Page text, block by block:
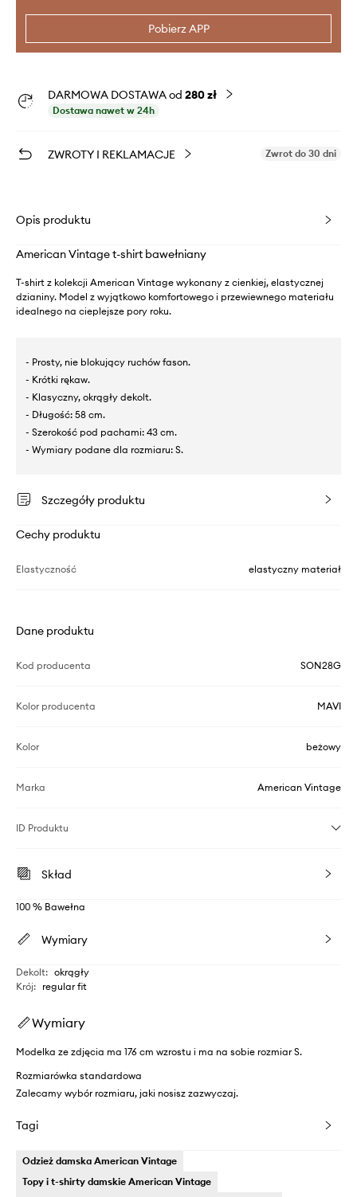
Pobierz APP
DARMOWA DOSTAWA od 280 zł
Dostawa nawet w 24h
ZWROTY I REKLAMACJE Zwrot do 30 dni
Opis produktu
American Vintage t-shirt bawełniany
T-shirt z kolekcji American Vintage wykonany z cienkiej, elastycznej
dzianiny. Model z wyjątkowo komfortowego i przewiewnego materiału
idealnego na cieplejsze pory roku.
- Prosty, nie blokujący ruchów fason.
- Krótki rękaw.
- Klasyczny, okrągły dekolt.
- Długość: 58 cm.
- Szerokość pod pachami: 43 cm.
- Wymiary podane dla rozmiaru: S.
Szczegóły produktu
Cechy produktu
Elastyczność elastyczny materiał
Dane produktu
Kod producenta SON28G
Kolor producenta MAVI
Kolor beżowy
Marka American Vintage
ID Produktu
Skład
100 % Bawełna
Wymiary
Dekolt: okrągły
Krój: regular fit
Wymiary
Modelka ze zdjęcia ma 176 cm wzrostu i ma na sobie rozmiar S.
Rozmiarówka standardowa
Zalecamy wybór rozmiaru, jaki nosisz zazwyczaj.
Tagi
Odzież damska American Vintage
Topy i t-shirty damskie American Vintage